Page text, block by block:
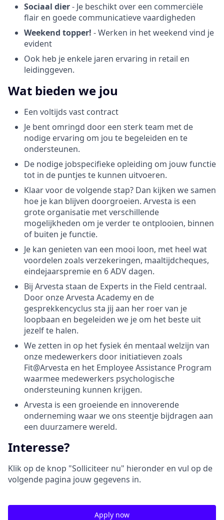
Sociaal dier- Je beschikt over een commerciële
flair en goede communicatieve vaardigheden
Weekend topper! - Werken in het weekend vind je
evident
Ook heb je enkele jaren ervaring in retail en
leidinggeven.
Wat bieden we jou
Een voltijds vast contract
Je bent omringd door een sterk team met de
nodige ervaring om jou te begeleiden en te
ondersteunen.
De nodige jobspecifieke opleiding om jouw functie
tot in de puntjes te kunnen uitvoeren.
Klaar voor de volgende stap? Dan kijken we samen
hoe je kan blijven doorgroeien. Arvesta is een
grote organisatie met verschillende
mogelijkheden om je verder te ontplooien, binnen
of buiten je functie.
Je kan genieten van een mooi loon, met heel wat
voordelen zoals verzekeringen, maaltijdcheques,
eindejaarspremie en 6 ADV dagen.
Bij Arvesta staan de Experts in the Field centraal.
Door onze Arvesta Academy en de
gesprekkencyclus sta jij aan her roer van je
loopbaan en begeleiden we je om het beste uit
jezelf te halen.
We zetten in op het fysiek én mentaal welzijn van
onze medewerkers door initiatieven zoals
Fit@Arvesta en het Employee Assistance Program
waarmee medewerkers psychologische
ondersteuning kunnen krijgen.
Arvesta is een groeiende en innoverende
onderneming waar we ons steentje bijdragen aan
een duurzamere wereld.
Interesse?
Klik op de knop "Solliciteer nu" hieronder en vul op de
volgende pagina jouw gegevens in.
Apply now